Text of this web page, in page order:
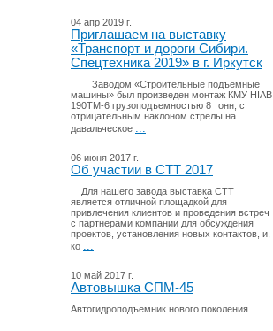
04 апр 2019 г.
Приглашаем на выставку
«Транспорт и дороги Сибири.
Спецтехника 2019» в г. Иркутск
Заводом «Строительные подъемные
машины» был произведен монтаж КМУ HIAB
190TM-6 грузоподъемностью 8 тонн, с
отрицательным наклоном стрелы на
давальческое ...
06 июня 2017 г.
Об участии в СТТ 2017
Для нашего завода выставка СТТ
является отличной площадкой для
привлечения клиентов и проведения встреч
с партнерами компании для обсуждения
проектов, установления новых контактов, и,
ко ...
10 май 2017 г.
Автовышка СПМ-45
Автогидроподъемник нового поколения